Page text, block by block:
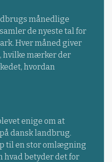
månedlige
de nyeste tal for
Hver måned giver
hvilke mærker der
hvordan
enige om at
dansk landbrug.
til en stor omlægning
hvad betyder det for